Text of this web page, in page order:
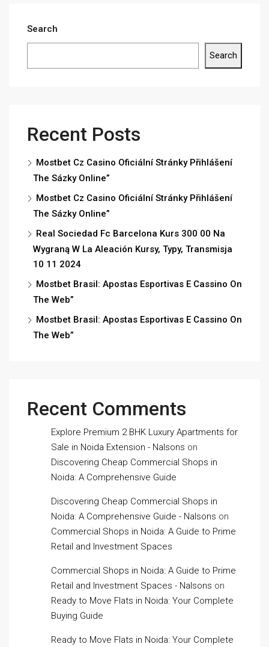
Search
Search
Recent Posts
Mostbet Cz Casino Oficiální Stránky Přihlášení
The Sázky Online”
Mostbet Cz Casino Oficiální Stránky Přihlášení
The Sázky Online”
Real Sociedad Fc Barcelona Kurs 300 00 Na
Wygraną W La Aleación Kursy, Typy, Transmisja
10 11 2024
Mostbet Brasil: Apostas Esportivas E Cassino On
The Web”
Mostbet Brasil: Apostas Esportivas E Cassino On
The Web”
Recent Comments
Explore Premium 2 BHK Luxury Apartments for
Sale in Noida Extension - Nalsons on
Discovering Cheap Commercial Shops in
Noida: A Comprehensive Guide
Discovering Cheap Commercial Shops in
Noida: A Comprehensive Guide - Nalsons on
Commercial Shops in Noida: A Guide to Prime
Retail and Investment Spaces
Commercial Shops in Noida: A Guide to Prime
Retail and Investment Spaces - Nalsons on
Ready to Move Flats in Noida: Your Complete
Buying Guide
Ready to Move Flats in Noida: Your Complete